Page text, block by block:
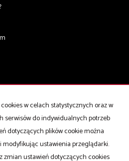
w celach statystycznych oraz w
serwisów do indywidualnych potrzeb
dotyczących plików cookie można
ustawienia przeglądarki.
zmian ustawień dotyczących cookies